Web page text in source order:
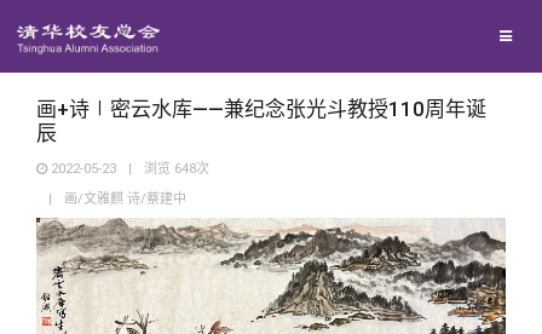
西南联大校友会
义工计划
新媒体平台
青春风采
校友文苑
校友讲坛
校友视界
画+诗∣密云水库——兼纪念张光斗教授110周年诞
辰
2022-05-23 | 浏览 648次
|
画/文雅麒 诗/蔡建中